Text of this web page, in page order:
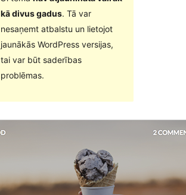
kā divus gadus. Tā var
nesaņemt atbalstu un lietojot
jaunākās WordPress versijas,
tai var būt saderības
problēmas.